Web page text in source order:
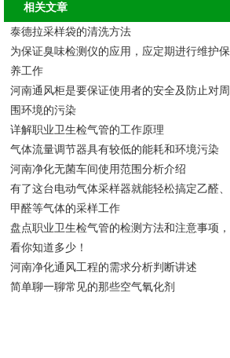
相关文章
泰德拉采样袋的清洗方法
为保证臭味检测仪的应用，应定期进行维护保
养工作
河南通风柜是要保证使用者的安全及防止对周
围环境的污染
详解职业卫生检气管的工作原理
气体流量调节器具有较低的能耗和环境污染
河南净化无菌车间使用范围分析介绍
有了这台电动气体采样器就能轻松搞定乙醛、
甲醛等气体的采样工作
盘点职业卫生检气管的检测方法和注意事项，
看你知道多少！
河南净化通风工程的需求分析判断讲述
简单聊一聊常见的那些空气氧化剂